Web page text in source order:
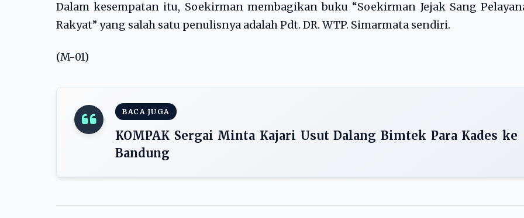
Dalam kesempatan itu, Soekirman membagikan buku “Soekirman Jejak Sang
Rakyat” yang salah satu penulisnya adalah Pdt. DR. WTP. Simarmata sendiri.
(M-01)
BACA JUGA
KOMPAK Sergai Minta Kajari Usut Dalang Bimtek Para Kades ke
Bandung